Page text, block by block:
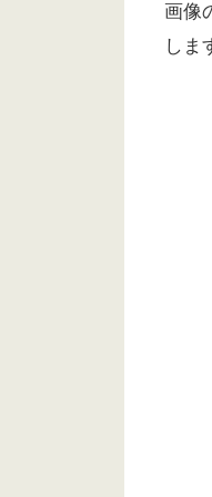
画像
しま